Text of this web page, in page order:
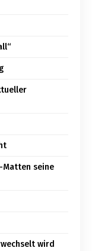
Matten seine
wird